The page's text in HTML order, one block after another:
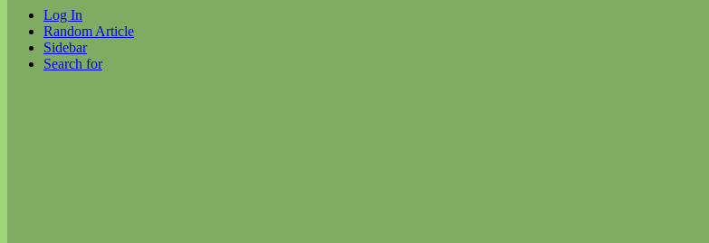
Log In
Random Article
Sidebar
Search for